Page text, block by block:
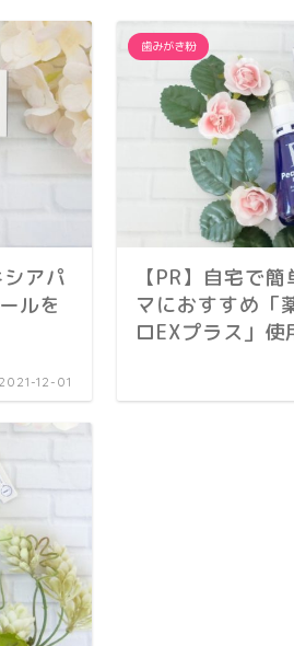
アパ
ルを
2021-12-01
歯みがき粉
【PR】自宅で
マにおすすめ「
ロEXプラス」使